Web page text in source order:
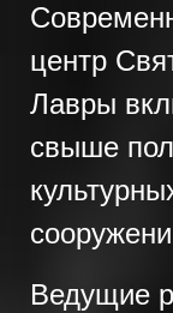
центр
Лавры
свыше
Ведущие